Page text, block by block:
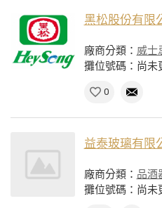
黑松股份有限
廠商分類： 威士
攤位號碼：尚未
0
益泰玻璃有限
廠商分類： 品酒
攤位號碼：尚未